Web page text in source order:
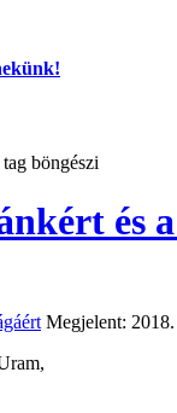
böngészi
és
Megjelent: